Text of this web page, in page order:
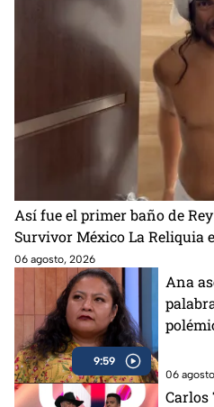
Así fue el primer baño de
Survivor México La Reliquia
06 agosto, 2026
9:59
Ana
06
Carlos